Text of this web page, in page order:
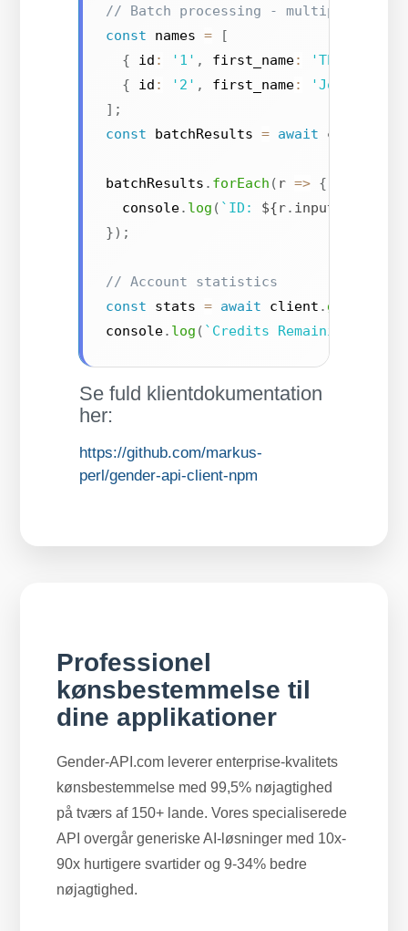
// Batch processing - multiple
const names =
[
{ id : '1' , first_name: 'Theresa'
{ id : '2' , first_name: 'John'
] ;
const batchResults = await client
batchResults . forEach ( r => {
  console
. log ( ` ID: ${r. input
}) ;
// Account statistics
const stats = await client .
console. log ( ` Credits Remaining:
Se fuld klientdokumentation
her:
https://github.com/markus-
perl/gender-api-client-npm
Professionel
kønsbestemmelse til
dine applikationer
Gender-API.com leverer enterprise-kvalitets
kønsbestemmelse med 99,5% nøjagtighed
på tværs af 150+ lande. Vores specialiserede
API overgår generiske AI-løsninger med 10x-
90x hurtigere svartider og 9-34% bedre
nøjagtighed.